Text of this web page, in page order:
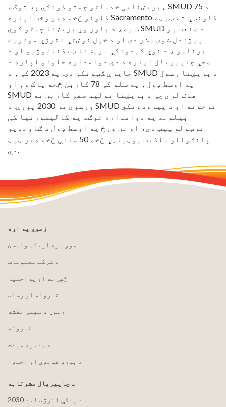
بریښنایی خدماتو چمتو کونکي په توګه، SMUD د 75
کلونو څخه ډیر وخت لپاره Sacramento کاونټي ته ټیټه
بیه، د باور وړ بریښنا چمتو کوي. SMUD د صنعت یو
پیژندل شوی مشر دی او د خپل نوښتي انرژي موثریت
برنامو ، د نوي کیدونکي بریښنا ټیکنالوژیو او د
صحي چاپیریال لپاره د دې دوامداره حلونو لپاره د
جایزې ګټونکی دی. په 2023 کې، د SMUD د بریښنا رسول
په اوسط ډول، په سلو کې 78 کاربن څخه پاک و، او
SMUD هدف لري چې د بریښنا تولید صفر کاربن ته
ورسوي تر 2030 پورې. د SMUD نرخونه او د پیرودونکي
بیلونه په دوامداره توګه په کالیفورنیا کې
ترټولو ټیټ دي، او نن ورځ په اوسط ډول د ګاونډیو
پانګوالو ملکیت یوټیلټي څخه 50 سلنې څخه ډیر ټیټ
دي.
زموږ په اړه
موږ سره اړیکه ونیسئ
د شرکت معلومات
څیړنه او پراختیا
خبرونه او رسنۍ
زموږ د سیمې نقشه
خبرونه
د مدیره هیئت
د بورډ غونډې او اجنډا
د چاپیریال مشرتابه
2030 د پاکې انرژۍ لید